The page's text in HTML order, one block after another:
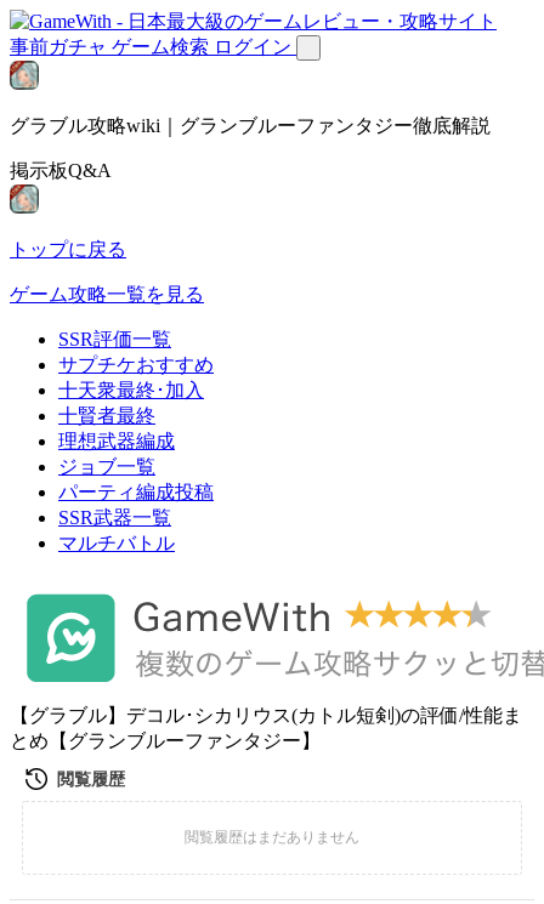
事前ガチャ ゲーム検索 ログイン
グラブル攻略wiki｜グランブルーファンタジー徹底解説
掲示板Q&A
トップに戻る
ゲーム攻略一覧を見る
SSR評価一覧
サプチケおすすめ
十天衆最終･加入
十賢者最終
理想武器編成
ジョブ一覧
パーティ編成投稿
SSR武器一覧
マルチバトル
【グラブル】デコル･シカリウス(カトル短剣)の評価/性能ま
とめ【グランブルーファンタジー】